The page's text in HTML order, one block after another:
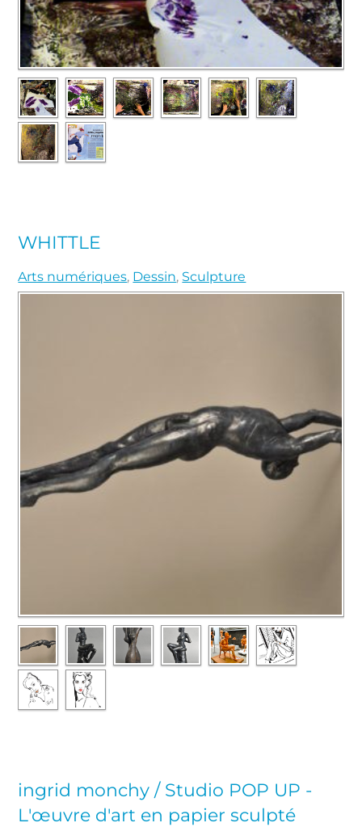
WHITTLE
Arts numériques, Dessin, Sculpture
ingrid monchy / Studio POP UP -
L'œuvre d'art en papier sculpté